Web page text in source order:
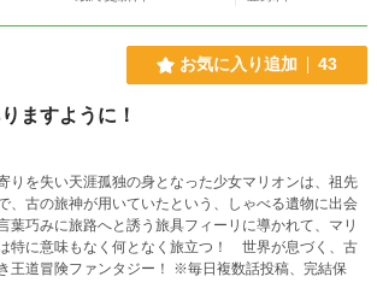
お気に入り追加 43
ますように！
りを失い天涯孤独の身となった少女マリオンは、祖先
、古の旅神が用いていたという、しゃべる遺物に出会
葉巧みに旅路へと誘う旅具フィーリに導かれて、マリ
特に意味もなく何となく旅立つ！ 世界が息づく、古
冒険ファンタジー！ ※毎日複数話投稿、完結保